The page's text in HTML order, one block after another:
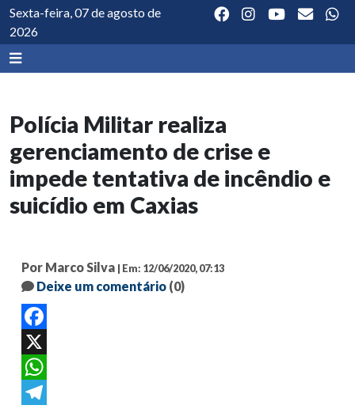
Sexta-feira, 07 de agosto de
2026
Polícia Militar realiza
gerenciamento de crise e
impede tentativa de incêndio e
suicídio em Caxias
Por Marco Silva | Em: 12/06/2020, 07:13
Deixe um comentário (0)
Facebook
X
WhatsApp